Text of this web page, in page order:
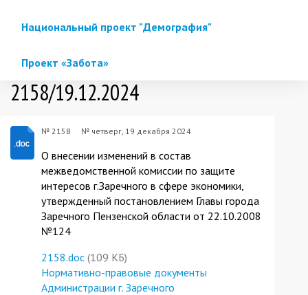
Национальный проект "Демография"
Проект «Забота»
2158/19.12.2024
№ 2158 № четверг, 19 декабря 2024
О внесении изменений в состав
межведомственной комиссии по защите
интересов г.Заречного в сфере экономики,
утвержденный постановлением Главы города
Заречного Пензенской области от 22.10.2008
№124
2158.doc (109 КБ)
Нормативно-правовые документы
Администрации г. Заречного